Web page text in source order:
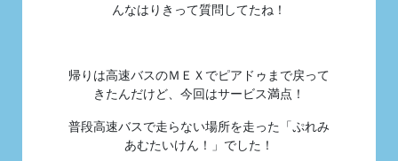
んなはりきって質問してたね！
帰りは高速バスのＭＥＸでピアドゥまで戻って
きたんだけど、今回はサービス満点！
普段高速バスで走らない場所を走った「ぷれみ
あむたいけん！」でした！